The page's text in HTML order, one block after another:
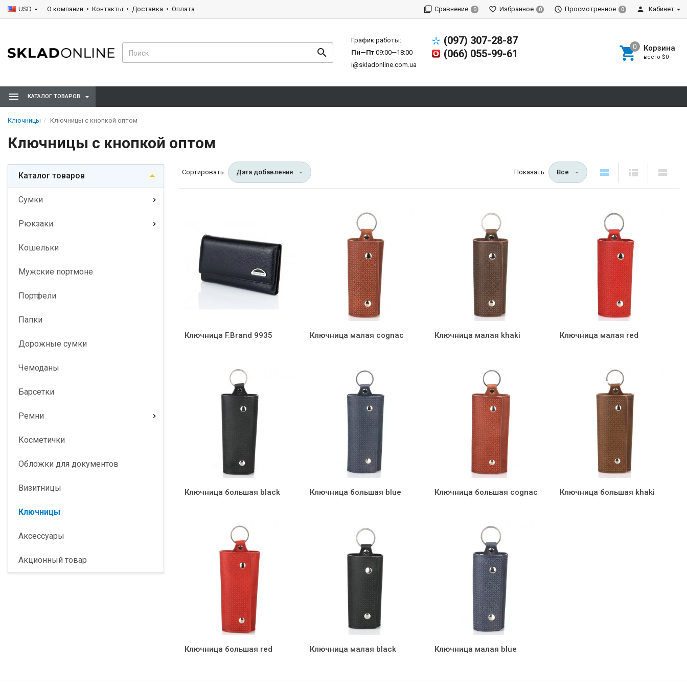
USD О компании Контакты Доставка Оплата Сравнение 0 Избранное 0 Просмотренное 0 Кабинет
График работы:
Пн—Пт09:00—18:00
i@skladonline.com.ua
(097) 307-28-87
(066) 055-99-61
Корзина
всего $0
КАТАЛОГ ТОВАРОВ
Ключницы Ключницы с кнопкой оптом
Ключницы с кнопкой оптом
Каталог товаров
Сумки
Рюкзаки
Кошельки
Мужские портмоне
Портфели
Папки
Дорожные сумки
Чемоданы
Барсетки
Ремни
Косметички
Обложки для документов
Визитницы
Ключницы
Аксессуары
Акционный товар
Сортировать: Дата добавления Показать: Все
Ключница F.Brand 9935 Ключница малая cognac Ключница малая khaki Ключница малая red
Ключница большая black Ключница большая blue Ключница большая cognac Ключница большая khaki
Ключница большая red Ключница малая black Ключница малая blue